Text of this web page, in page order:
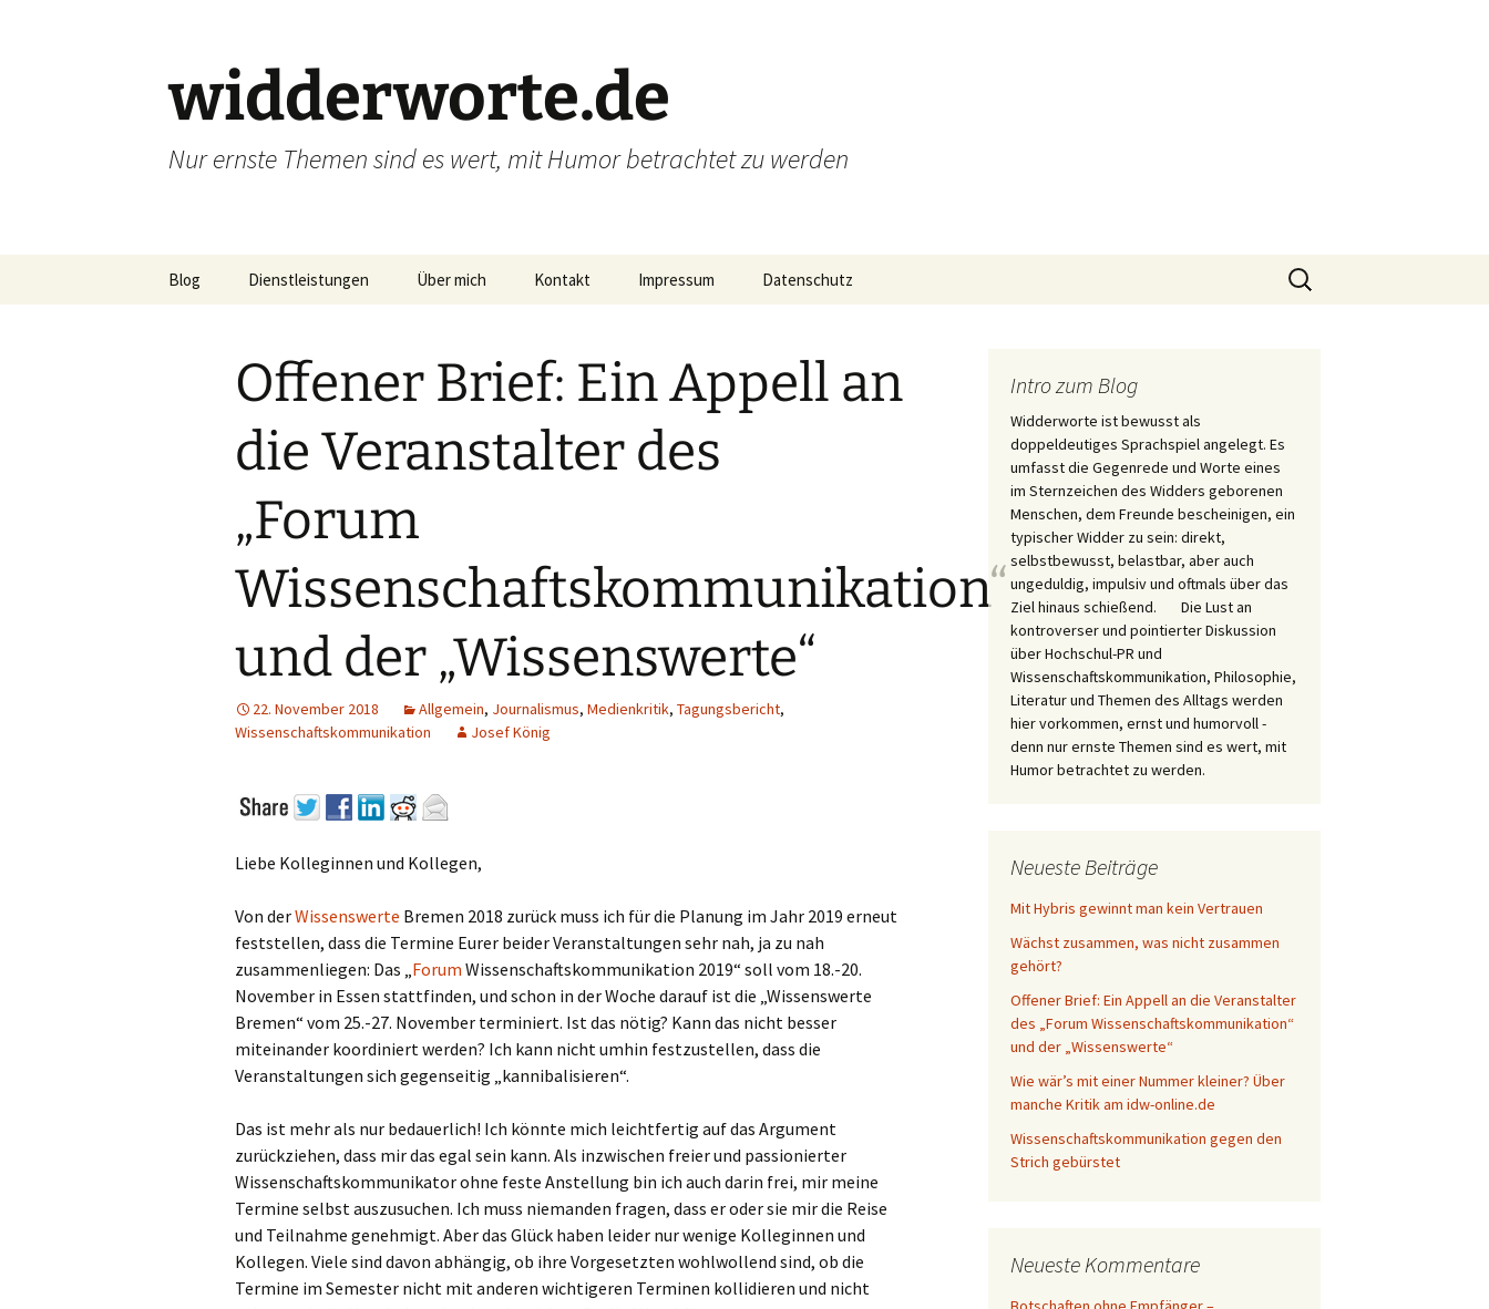
widderworte.de
Nur ernste Themen sind es wert, mit Humor betrachtet zu werden
Inhalt
Blog Dienstleistungen Über mich Kontakt Impressum Datenschutz
Suchen
nach:
Offener Brief: Ein Appell an
die Veranstalter des
„Forum
Wissenschaftskommunikation“
und der „Wissenswerte“
22. November 2018 Allgemein, Journalismus, Medienkritik, Tagungsbericht,
Wissenschaftskommunikation
Josef König
Liebe Kolleginnen und Kollegen,
Von derWissenswerte Bremen 2018 zurück muss ich für die Planung im Jahr 2019 erneut
feststellen, dass die Termine Eurer beider Veranstaltungen sehr nah, ja zu nah
zusammenliegen: Das „Forum Wissenschaftskommunikation 2019“ soll vom 18.-20.
November in Essen stattfinden, und schon in der Woche darauf ist die „Wissenswerte
Bremen“ vom 25.-27. November terminiert. Ist das nötig? Kann das nicht besser
miteinander koordiniert werden? Ich kann nicht umhin festzustellen, dass die
Veranstaltungen sich gegenseitig „kannibalisieren“.
Das ist mehr als nur bedauerlich! Ich könnte mich leichtfertig auf das Argument
zurückziehen, dass mir das egal sein kann. Als inzwischen freier und passionierter
Wissenschaftskommunikator ohne feste Anstellung bin ich auch darin frei, mir meine
Termine selbst auszusuchen. Ich muss niemanden fragen, dass er oder sie mir die Reise
und Teilnahme genehmigt. Aber das Glück haben leider nur wenige Kolleginnen und
Kollegen. Viele sind davon abhängig, ob ihre Vorgesetzten wohlwollend sind, ob die
Termine im Semester nicht mit anderen wichtigeren Terminen kollidieren und nicht
Intro zum Blog
Widderworte ist bewusst als
doppeldeutiges Sprachspiel angelegt. Es
umfasst die Gegenrede und Worte eines
im Sternzeichen des Widders geborenen
Menschen, dem Freunde bescheinigen, ein
typischer Widder zu sein: direkt,
selbstbewusst, belastbar, aber auch
ungeduldig, impulsiv und oftmals über das
Ziel hinaus schießend. Die Lust an
kontroverser und pointierter Diskussion
über Hochschul-PR und
Wissenschaftskommunikation, Philosophie,
Literatur und Themen des Alltags werden
hier vorkommen, ernst und humorvoll -
denn nur ernste Themen sind es wert, mit
Humor betrachtet zu werden.
Neueste Beiträge
Mit Hybris gewinnt man kein Vertrauen
Wächst zusammen, was nicht zusammen
gehört?
Offener Brief: Ein Appell an die Veranstalter
des „Forum Wissenschaftskommunikation“
und der „Wissenswerte“
Wie wär’s mit einer Nummer kleiner? Über
manche Kritik am idw-online.de
Wissenschaftskommunikation gegen den
Strich gebürstet
Neueste Kommentare